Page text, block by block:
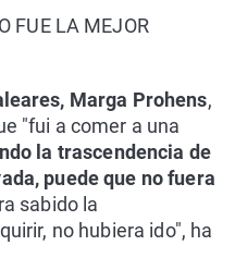
FUE LA MEJOR
Marga Prohens,
"fui a comer a una
la trascendencia de
puede que no fuera
sabido la
no hubiera ido", ha